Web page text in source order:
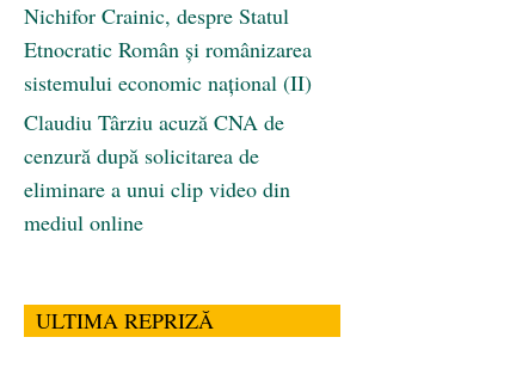
Nichifor Crainic, despre Statul
Etnocratic Român şi românizarea
sistemului economic naţional (II)
Claudiu Târziu acuză CNA de
cenzură după solicitarea de
eliminare a unui clip video din
mediul online
ULTIMA REPRIZĂ